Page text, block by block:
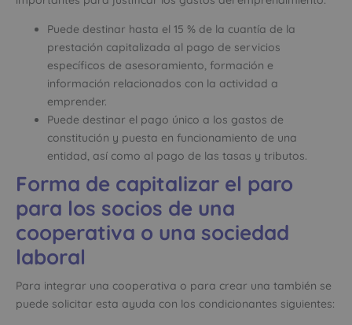
Puede destinar hasta el 15 % de la cuantía de la
prestación capitalizada al pago de servicios
específicos de asesoramiento, formación e
información relacionados con la actividad a
emprender.
Puede destinar el pago único a los gastos de
constitución y puesta en funcionamiento de una
entidad, así como al pago de las tasas y tributos.
Forma de capitalizar el paro
para los socios de una
cooperativa o una sociedad
laboral
Para integrar una cooperativa o para crear una también se
puede solicitar esta ayuda con los condicionantes siguientes: